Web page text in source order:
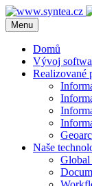
Menu
Domů
Vývoj
Realizované
Naše
Global